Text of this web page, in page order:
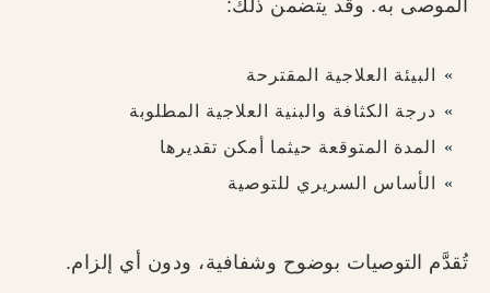
الموصى به. وقد يتضمن ذلك:
البيئة العلاجية المقترحة
درجة الكثافة والبنية العلاجية المطلوبة
المدة المتوقعة حيثما أمكن تقديرها
الأساس السريري للتوصية
تُقدَّم التوصيات بوضوح وشفافية، ودون أي إلزام.